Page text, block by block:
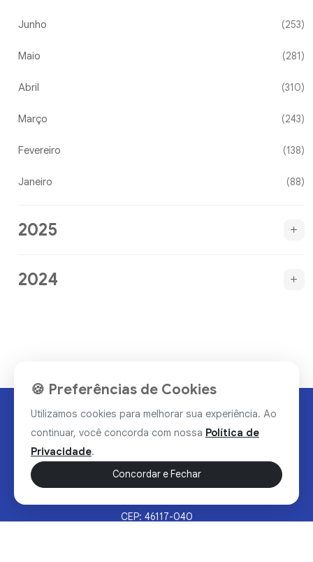
Junho (253)
Maio (281)
Abril (310)
Março (243)
Fevereiro (138)
Janeiro (88)
2025
2024
CEP: 46117-040
🍪 Preferências de Cookies
Utilizamos cookies para melhorar sua experiência. Ao
continuar, você concorda com nossa Política de
Privacidade.
Concordar e Fechar